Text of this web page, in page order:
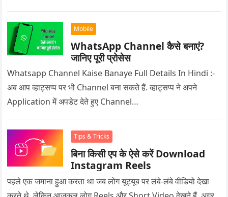
Mobile
WhatsApp Channel कैसे बनाएं?
जानिए पूरी प्रोसेस
Whatsapp Channel Kaise Banaye Full Details In Hindi :-
अब आप व्हाट्सप्प पर भी Channel बना सकते हैं. व्हाट्सप्प ने अपने
Application में अपडेट देते हुए Channel…
Tips & Tricks
बिना किसी एप के ऐसे करें Download
Instagram Reels
पहले एक जमाना हुआ करता था जब लोग यूट्यूब पर लंबे-लंबे वीडियो देखा